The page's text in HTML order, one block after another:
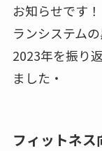
お知らせです！
ランシステム
2023年を振り
ました・
フィットネ